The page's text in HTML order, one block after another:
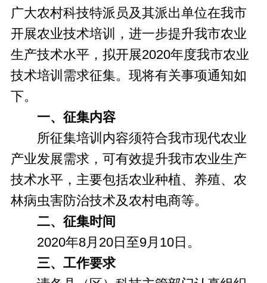
广大农村科技特派员及其派出单位在我市
开展农业技术培训，进一步提升我市农业
生产技术水平，拟开展2020年度我市农业
技术培训需求征集。现将有关事项通知如
下。
一、征集内容
所征集培训内容须符合我市现代农业
产业发展需求，可有效提升我市农业生产
技术水平，主要包括农业种植、养殖、农
林病虫害防治技术及农村电商等。
二、征集时间
2020年8月20日至9月10日。
三、工作要求